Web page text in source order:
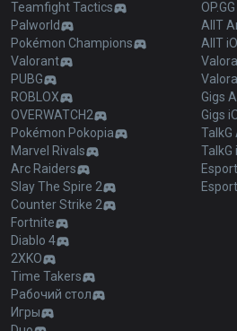
Teamfight Tactics
Palworld
Pokémon Champions
Valorant
PUBG
ROBLOX
OVERWATCH2
Pokémon Pokopia
Marvel Rivals
Arc Raiders
Slay The Spire 2
Counter Strike 2
Fortnite
Diablo 4
2XKO
Time Takers
Рабочий стол
Игры
AllT
AllT
Gigs
Gigs
TalkG
TalkG